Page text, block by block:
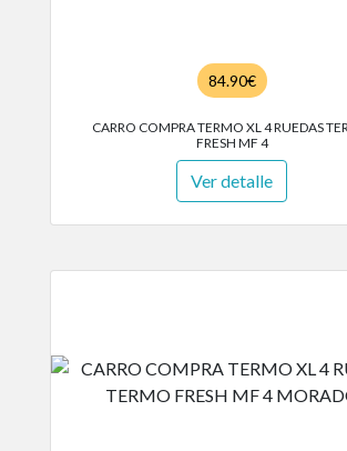
84.90€
CARRO COMPRA TERMO XL 4 RUEDAS
FRESH MF 4
Ver detalle